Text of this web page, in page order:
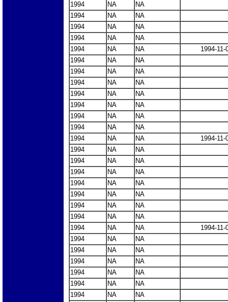
1994
NA
NA
1994
NA
NA
1994
NA
NA
1994
NA
NA
1994
NA NA
1994-
1994
NA
NA
1994
NA
NA
1994
NA
NA
1994
NA
NA
1994
NA
NA
1994
NA
NA
1994
NA
NA
1994
NA NA
1994-
1994
NA
NA
1994
NA
NA
1994
NA
NA
1994
NA
NA
1994
NA
NA
1994
NA
NA
1994
NA
NA
1994
NA NA
1994-
1994
NA
NA
1994
NA
NA
1994
NA
NA
1994
NA
NA
1994
NA
NA
1994
NA NA